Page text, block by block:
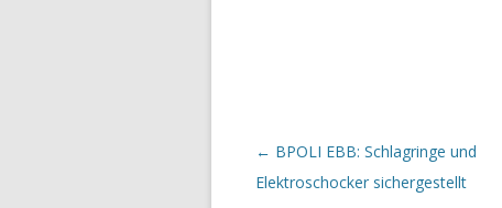
Beitrags-Navigation
← BPOLI EBB: Schlagringe und
Elektroschocker sichergestellt